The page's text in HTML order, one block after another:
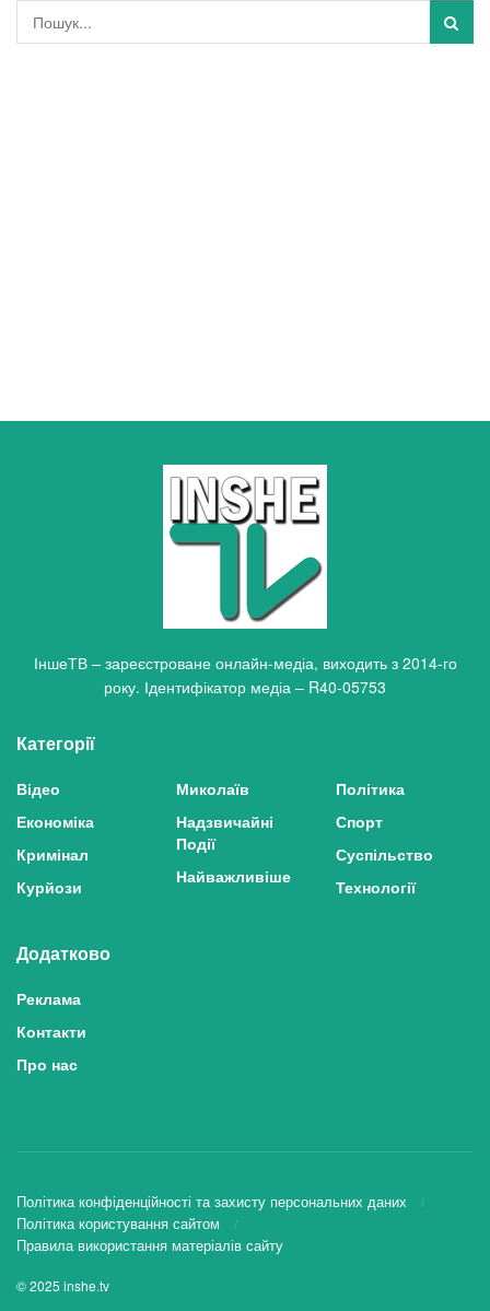
ІншеТВ – зареєстроване онлайн-медіа, виходить з 2014-го
року. Ідентифікатор медіа – R40-05753
Категорії
Відео
Економіка
Кримінал
Курйози
Миколаїв
Надзвичайні
Події
Найважливіше
Політика
Спорт
Суспільство
Технології
Додатково
Реклама
Контакти
Про нас
Політика конфіденційності та захисту персональних даних
Політика користування сайтом
Правила використання матеріалів сайту
© 2025 inshe.tv